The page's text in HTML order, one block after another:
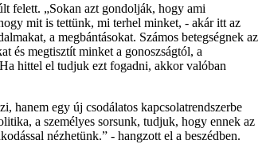
felett. „Sokan azt gondolják, hogy ami
mit is tettünk, mi terhel minket, - akár itt az
a megbántásokat. Számos betegségnek az
és megtisztít minket a gonoszságtól, a
hittel el tudjuk ezt fogadni, akkor valóban
hanem egy új csodálatos kapcsolatrendszerbe
a személyes sorsunk, tudjuk, hogy ennek az
nézhetünk.” - hangzott el a beszédben.